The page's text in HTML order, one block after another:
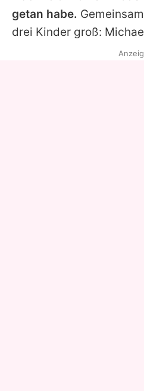
getan habe.
drei Kinder groß: